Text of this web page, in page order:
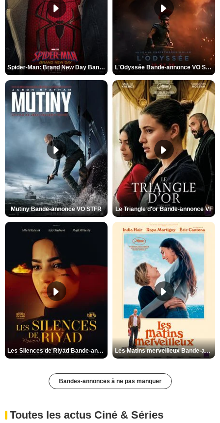
Spider-Man: Brand New Day Bande-annonce VO STFR L'Odyssée Bande-annonce VO STFR
Mutiny Bande-annonce VO STFR Le Triangle d'or Bande-annonce VF
Les Silences de Riyad Bande-annonce VO STFR Les Matins merveilleux Bande-annonce VF
Bandes-annonces à ne pas manquer
Toutes les actus Ciné & Séries